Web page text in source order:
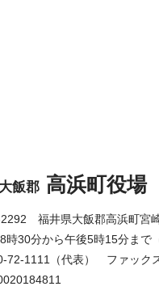
飯郡 高浜町役場
福井県大飯郡高浜町宮
時30分から午後5時15分まで
72-1111（代表） ファック